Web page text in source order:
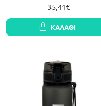
35,41€
ΚΑΛΆΘΙ